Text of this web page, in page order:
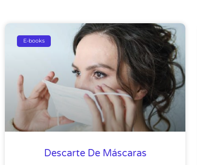
E-books
Descarte De Máscaras